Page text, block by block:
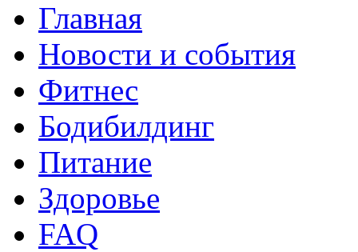
Главная
Новости и события
Фитнес
Бодибилдинг
Питание
Здоровье
FAQ